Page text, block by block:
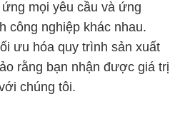
mọi yêu cầu và ứng
công nghiệp khác nhau.
ưu hóa quy trình sản xuất
rằng bạn nhận được giá trị
chúng tôi.